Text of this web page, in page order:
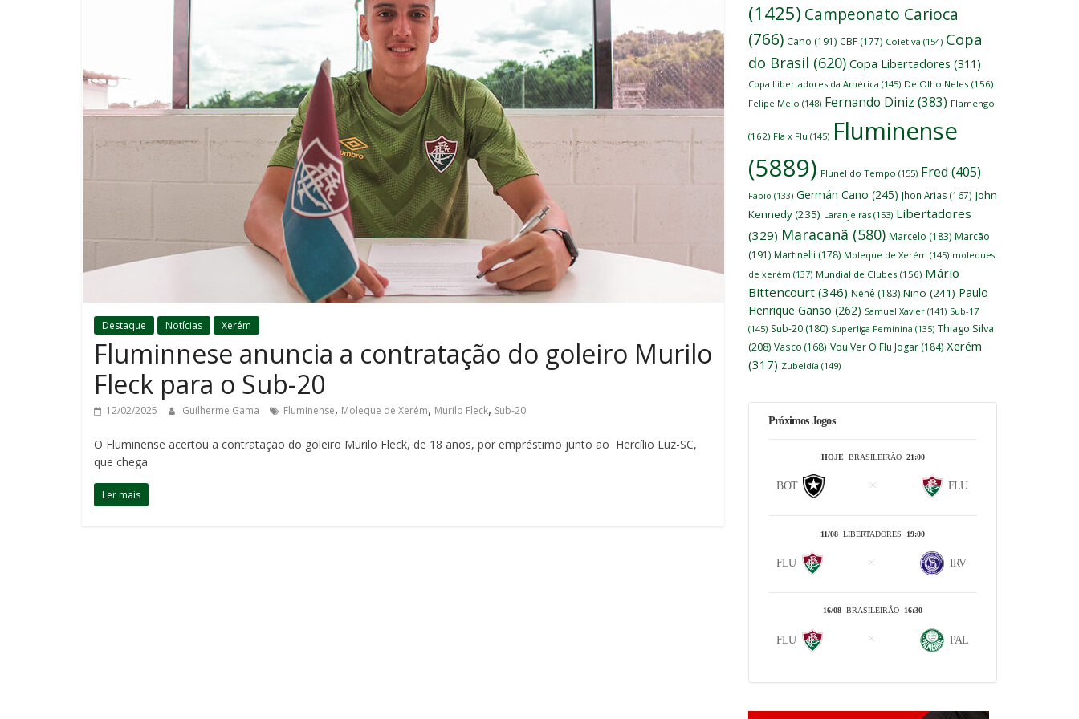
Destaque Notícias Xerém
Fluminnese anuncia a contratação do goleiro Murilo
Fleck para o Sub-20
12/02/2025 Guilherme Gama Fluminense, Moleque de Xerém, Murilo Fleck, Sub-20
O Fluminense acertou a contratação do goleiro Murilo Fleck, de 18 anos, por empréstimo junto ao Hercílio Luz-SC,
que chega
Ler mais
(1425) Campeonato Carioca
(766) Cano (191) CBF (177) Coletiva (154) Copa
do Brasil (620) Copa Libertadores (311)
Copa Libertadores da América (145) De Olho Neles (156)
Felipe Melo (148) Fernando Diniz (383) Flamengo
(162) Fla x Flu (145) Fluminense
(5889) Flunel do Tempo (155) Fred (405)
Fábio (133) Germán Cano (245) Jhon Arias (167) John
Kennedy(235) Laranjeiras (153) Libertadores
(329) Maracanã (580) Marcelo (183) Marcão
(191) Martinelli (178) Moleque de Xerém (145) moleques
de xerém (137) Mundial de Clubes (156) Mário
Bittencourt (346) Nenê (183) Nino (241) Paulo
Henrique Ganso (262) Samuel Xavier (141) Sub-17
(145) Sub-20 (180) Superliga Feminina (135) Thiago Silva
(208) Vasco (168) Vou Ver O Flu Jogar (184) Xerém
(317) Zubeldía (149)
Próximos Jogos
HOJE BRASILEIRÃO 21:00
BOT FLU
11/08 LIBERTADORES 19:00
FLU IRV
16/08 BRASILEIRÃO 16:30
FLU PAL